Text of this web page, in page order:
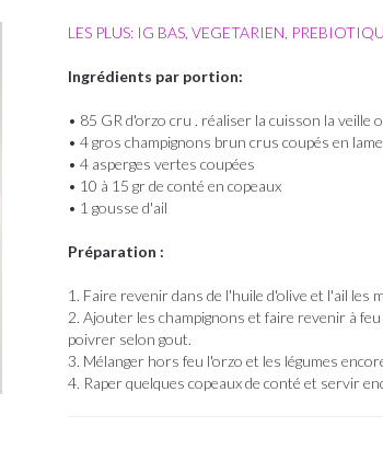
LES PLUS: IG BAS, VEGETARIEN,
Ingrédients par portion:
• 85 GR d'orzo cru . réaliser la cuisson la veille
• 4 gros champignons brun crus coupés en
• 4 asperges vertes coupées
• 10 à 15 gr de conté en copeaux
• 1 gousse d'ail
Préparation :
1. Faire revenir dans de l'huile d'olive et l'ail les
2. Ajouter les champignons et faire revenir à
poivrer selon gout.
3. Mélanger hors feu l'orzo et les légumes
4. Raper quelques copeaux de conté et servir